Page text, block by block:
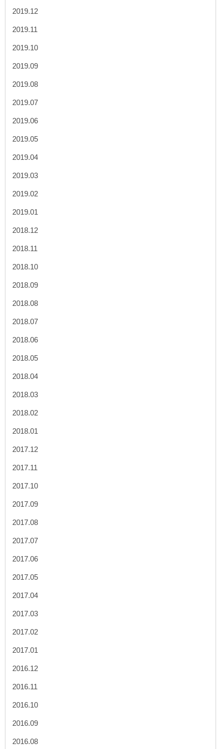
2019.12
2019.11
2019.10
2019.09
2019.08
2019.07
2019.06
2019.05
2019.04
2019.03
2019.02
2019.01
2018.12
2018.11
2018.10
2018.09
2018.08
2018.07
2018.06
2018.05
2018.04
2018.03
2018.02
2018.01
2017.12
2017.11
2017.10
2017.09
2017.08
2017.07
2017.06
2017.05
2017.04
2017.03
2017.02
2017.01
2016.12
2016.11
2016.10
2016.09
2016.08